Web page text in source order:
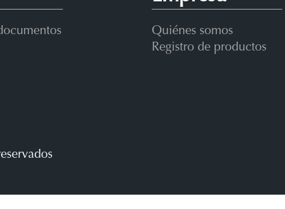
Quiénes somos
Registro de productos